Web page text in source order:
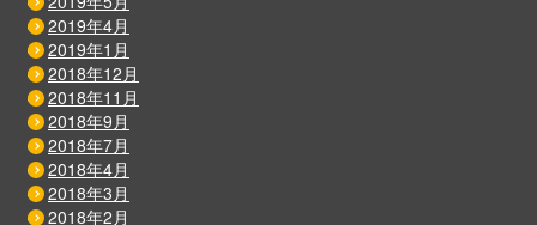
2019年4月
2019年1月
2018年12月
2018年11月
2018年9月
2018年7月
2018年4月
2018年3月
2018年2月